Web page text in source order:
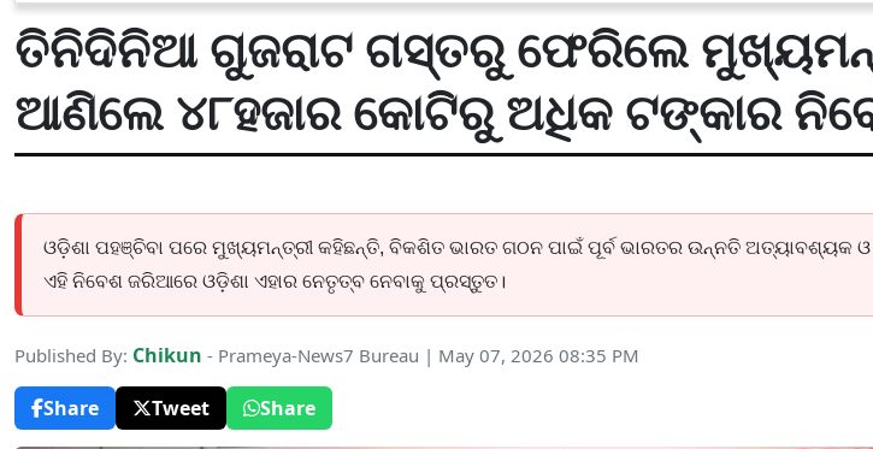
ତିନିଦିନିଆ ଗୁଜରାଟ ଗସ୍ତରୁ ଫେରିଲେ
ଆଣିଲେ ୪୮ହଜାର କୋଟିରୁ ଅଧିକ ଟଙ୍କାର
ଓଡ଼ିଶା ପହଞ୍ଚିବା ପରେ ମୁଖ୍ୟମନ୍ତ୍ରୀ କହିଛନ୍ତି, ବିକଶିତ ଭାରତ ଗଠନ ପାଇଁ ପୂର୍ବ ଭାରତର ଉନ୍ନତି ଅତ୍ୟାବଶ୍ୟକ ଓ
ଏହି ନିବେଶ ଜରିଆରେ ଓଡ଼ିଶା ଏହାର ନେତୃତ୍ବ ନେବାକୁ ପ୍ରସ୍ତୁତ।
Published By: Chikun - Prameya-News7 Bureau | May 07, 2026 08:35 PM
Share
Tweet Share